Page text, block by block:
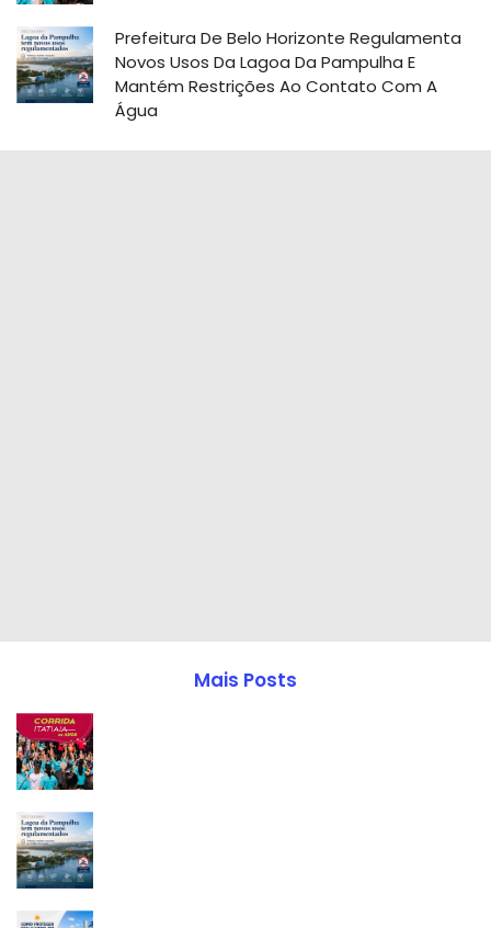
Prefeitura De Belo Horizonte Regulamenta
Novos Usos Da Lagoa Da Pampulha E
Mantém Restrições Ao Contato Com A
Água
Mais Posts